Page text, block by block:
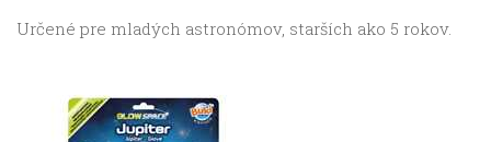
Určené pre mladých astronómov, starších ako 5 rokov.